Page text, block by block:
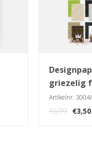
designpapier
griezelig
Artikelnr.
€6,99 €3,50